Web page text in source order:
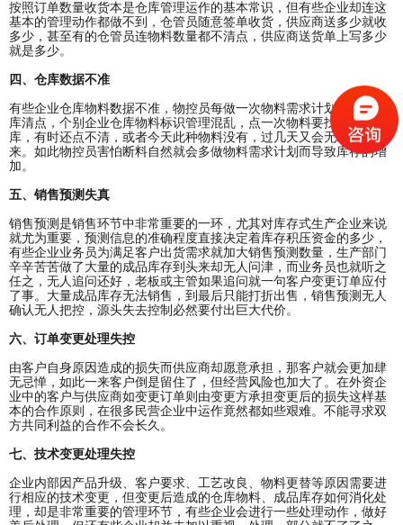
按照订单数量收货本是仓库管理运作的基本常识，但有些企业却连这
基本的管理动作都做不到，仓管员随意签单收货，供应商送多少就收
多少，甚至有的仓管员连物料数量都不清点，供应商送货单上写多少
就是多少。
四、仓库数据不准
有些企业仓库物料数据不准，物控员每做一次物料需求计划就跑去仓
库清点，个别企业仓库物料标识管理混乱，点一次物料要找遍整个仓
库，有时还点不清，或者今天此种物料没有，过几天又会无端的冒出
来。如此物控员害怕断料自然就会多做物料需求计划而导致库存的增
加。
五、销售预测失真
销售预测是销售环节中非常重要的一环，尤其对库存式生产企业来说
就尤为重要，预测信息的准确程度直接决定着库存积压资金的多少，
有些企业业务员为满足客户出货需求就加大销售预测数量，生产部门
辛辛苦苦做了大量的成品库存到头来却无人问津，而业务员也就听之
任之，无人追问还好，老板或主管如果追问就一句客户变更订单应付
了事。大量成品库存无法销售，到最后只能打折出售，销售预测无人
确认无人把控，源头失去控制必然要付出巨大代价。
六、订单变更处理失控
由客户自身原因造成的损失而供应商却愿意承担，那客户就会更加肆
无忌惮，如此一来客户倒是留住了，但经营风险也加大了。在外资企
业中的客户与供应商如变更订单则由变更方承担变更后的损失这样基
本的合作原则，在很多民营企业中运作竟然都如些艰难。不能寻求双
方共同利益的合作不会长久。
七、技术变更处理失控
企业内部因产品升级、客户要求、工艺改良、物料更替等原因需要进
行相应的技术变更，但变更后造成的仓库物料、成品库存如何消化处
理，却是非常重要的管理环节，有些企业会进行一些处理动作，做好